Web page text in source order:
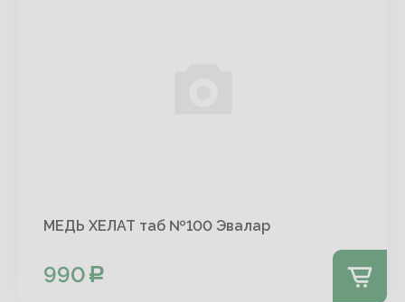
МЕДЬ ХЕЛАТ таб №100 Эвалар
990